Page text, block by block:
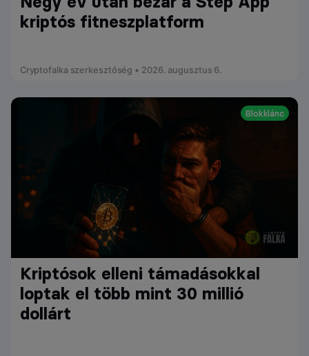
kriptós fitneszplatform
Cryptofalka szerkesztőség • 2026. augusztus 6.
Blokklánc
Kriptósok elleni támadásokkal
loptak el több mint 30 millió
dollárt